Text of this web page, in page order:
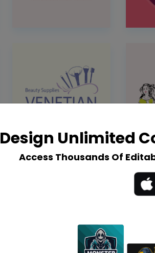
Design Unlimited
Access Thousands Of